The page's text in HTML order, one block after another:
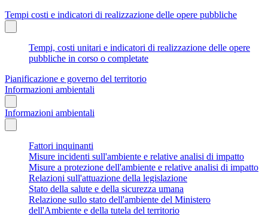
Tempi costi e indicatori di realizzazione delle opere pubbliche
Tempi, costi unitari e indicatori di realizzazione delle opere
pubbliche in corso o completate
Pianificazione e governo del territorio
Informazioni ambientali
Informazioni ambientali
Fattori inquinanti
Misure incidenti sull'ambiente e relative analisi di impatto
Misure a protezione dell'ambiente e relative analisi di impatto
Relazioni sull'attuazione della legislazione
Stato della salute e della sicurezza umana
Relazione sullo stato dell'ambiente del Ministero
dell'Ambiente e della tutela del territorio